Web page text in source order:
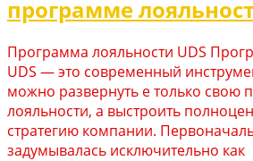
программе
Программа лояльности UDS
UDS — это современный
можно развернуть е только свою
лояльности, а выстроить
стратегию компании.
задумывалась исключительно как